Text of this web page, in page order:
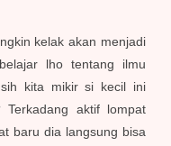
kelak akan menjadi
lho tentang ilmu
kita mikir si kecil ini
aktif lompat
baru dia langsung bisa